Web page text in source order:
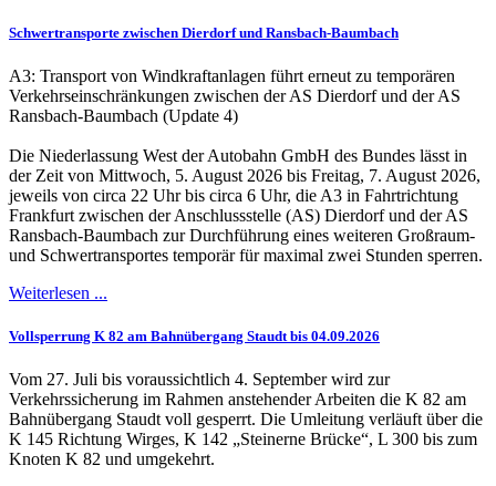
Schwertransporte zwischen Dierdorf und Ransbach-Baumbach
A3: Transport von Windkraftanlagen führt erneut zu temporären
Verkehrseinschränkungen zwischen der AS Dierdorf und der AS
Ransbach-Baumbach (Update 4)
Die Niederlassung West der Autobahn GmbH des Bundes lässt in
der Zeit von Mittwoch, 5. August 2026 bis Freitag, 7. August 2026,
jeweils von circa 22 Uhr bis circa 6 Uhr, die A3 in Fahrtrichtung
Frankfurt zwischen der Anschlussstelle (AS) Dierdorf und der AS
Ransbach-Baumbach zur Durchführung eines weiteren Großraum-
und Schwertransportes temporär für maximal zwei Stunden sperren.
Weiterlesen ...
Vollsperrung K 82 am Bahnübergang Staudt bis 04.09.2026
Vom 27. Juli bis voraussichtlich 4. September wird zur
Verkehrssicherung im Rahmen anstehender Arbeiten die K 82 am
Bahnübergang Staudt voll gesperrt. Die Umleitung verläuft über die
K 145 Richtung Wirges, K 142 „Steinerne Brücke“, L 300 bis zum
Knoten K 82 und umgekehrt.